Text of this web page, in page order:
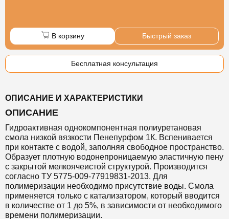
В корзину Быстрый заказ
Бесплатная консультация
ОПИСАНИЕ И ХАРАКТЕРИСТИКИ
ОПИСАНИЕ
Гидроактивная однокомпонентная полиуретановая
смола низкой вязкости Пенепурфом 1К. Вспенивается
при контакте с водой, заполняя свободное пространство.
Образует плотную водонепроницаемую эластичную пену
с закрытой мелкоячеистой структурой. Производится
согласно ТУ 5775-009-77919831-2013. Для
полимеризации необходимо присутствие воды. Смола
применяется только с катализатором, который вводится
в количестве от 1 до 5%, в зависимости от необходимого
времени полимеризации.